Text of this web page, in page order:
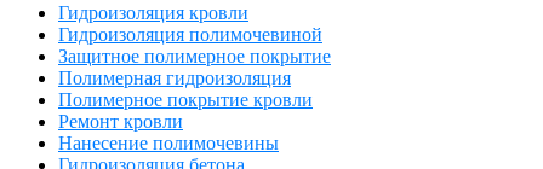
Гидроизоляция кровли
Гидроизоляция полимочевиной
Защитное полимерное покрытие
Полимерная гидроизоляция
Полимерное покрытие кровли
Ремонт кровли
Нанесение полимочевины
Гидроизоляция бетона